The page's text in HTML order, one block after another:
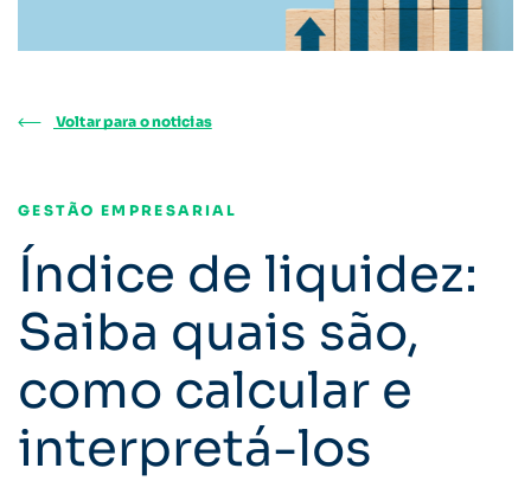
Voltar para o noticias
GESTÃO EMPRESARIAL
Índice de liquidez:
Saiba quais são,
como calcular e
interpretá-los